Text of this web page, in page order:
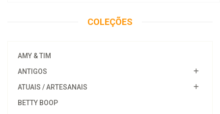
COLEÇÕES
AMY & TIM
ANTIGOS
ATUAIS / ARTESANAIS
BETTY BOOP